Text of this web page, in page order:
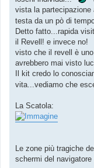
o
vista la partecipazione
testa da un pò di
Detto fatto...rapida
il Revell! e invece no!
visto che il revell è
avrebbero mai visto
Il kit credo lo
vita...vediamo che
La Scatola:
Le zone più tragiche
schermi del